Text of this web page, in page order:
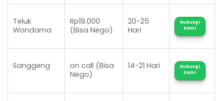
Teluk
Wondama
Rp19.000
(Bisa Nego)
20-25
Hari
Hubungi
Kami
Sanggeng
on call (Bisa
Nego)
14-21 Hari
Hubungi
Kami